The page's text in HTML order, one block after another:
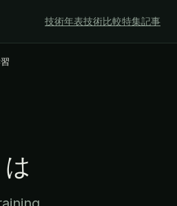
技術年表技術比較特集記事